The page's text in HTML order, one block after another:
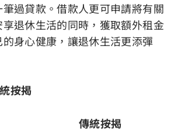
過貸款。借款人更可申請將有關
退休生活的同時，獲取額外租金
身心健康，讓退休生活更添彈
按揭
傳統按揭